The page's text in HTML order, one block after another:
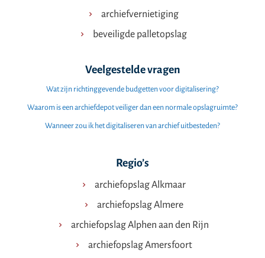
archiefvernietiging
beveiligde palletopslag
Veelgestelde vragen
Wat zijn richtinggevende budgetten voor digitalisering?
Waarom is een archiefdepot veiliger dan een normale opslagruimte?
Wanneer zou ik het digitaliseren van archief uitbesteden?
Regio’s
archiefopslag Alkmaar
archiefopslag Almere
archiefopslag Alphen aan den Rijn
archiefopslag Amersfoort